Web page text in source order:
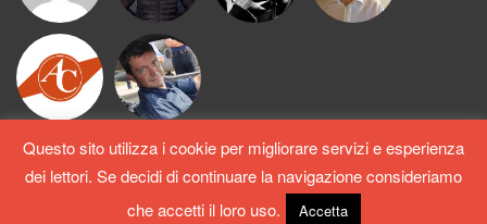
Copyright AutoCapital©, All Rights Reserved.
Questo sito utilizza i cookie per migliorare servizi e esperienza
dei lettori. Se decidi di continuare la navigazione consideriamo
che accetti il loro uso.
Accetta